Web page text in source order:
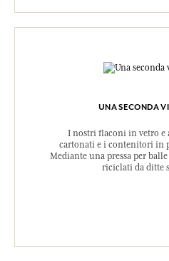
UNA SECONDA
I nostri flaconi in vetro
cartonati e i contenitori in
Mediante una pressa per
riciclati da ditte